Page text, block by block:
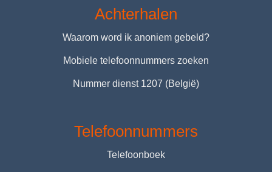
Achterhalen
Waarom word ik anoniem gebeld?
Mobiele telefoonnummers zoeken
Nummer dienst 1207 (België)
Telefoonnummers
Telefoonboek